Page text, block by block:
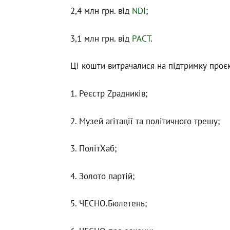
2,4 млн грн. від NDI;
3,1 млн грн. від PACT.
Ці кошти витрачалися на підтримку
1. Реєстр Zрaдників;
2. Музей агітації та політичного трешу;
3. ПолітХаб;
4. Золото партій;
5. ЧЕСНО.Бюлетень;